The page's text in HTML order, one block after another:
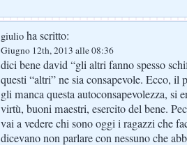
giulio ha scritto:
Giugno 12th, 2013 alle 08:36
dici bene david “gli altri fanno spesso
questi “altri” ne sia consapevole. Ecco,
gli manca questa autoconsapevolezza,
virtù, buoni maestri, esercito del bene.
vai a vedere chi sono oggi i ragazzi che
dicevano non parlare con nessuno che